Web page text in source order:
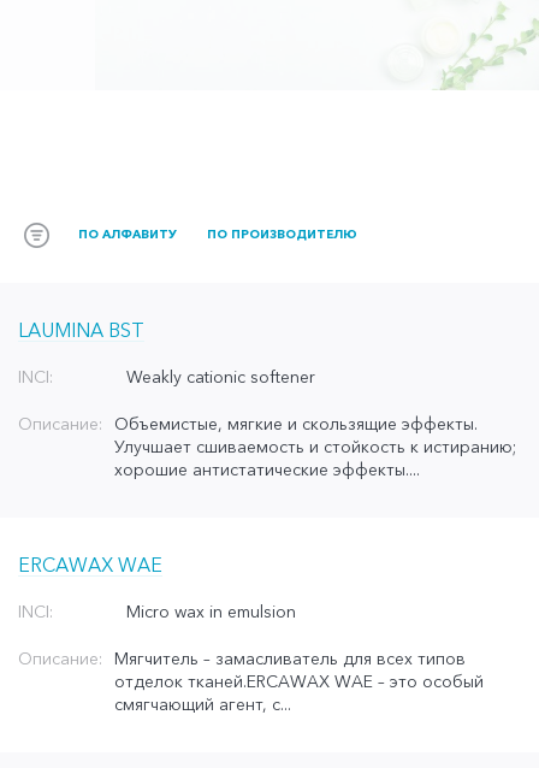
ПО АЛФАВИТУ ПО ПРОИЗВОДИТЕЛЮ
LAUMINA BST
INCI: Weakly cationic softener
Описание:
Объемистые, мягкие и скользящие эффекты.
Улучшает сшиваемость и стойкость к истиранию;
хорошие антистатические эффекты....
ERCAWAX WAE
INCI: Micro wax in emulsion
Описание:
Мягчитель – замасливатель для всех типов
отделок тканей.ERCAWAX WAE – это особый
смягчающий агент, с...